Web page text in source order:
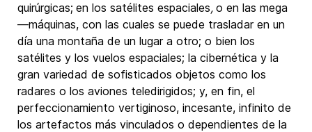
quirúrgicas; en los satélites espaciales, o en las mega
—máquinas, con las cuales se puede trasladar en un
día una montaña de un lugar a otro; o bien los
satélites y los vuelos espaciales; la cibernética y la
gran variedad de sofisticados objetos como los
radares o los aviones teledirigidos; y, en fin, el
perfeccionamiento vertiginoso, incesante, infinito de
los artefactos más vinculados o dependientes de la